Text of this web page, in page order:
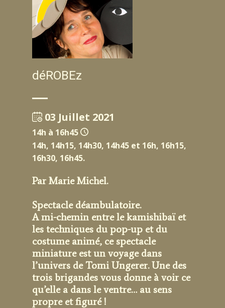
déROBEz
03 Juillet 2021
14h à 16h45
14h, 14h15, 14h30, 14h45 et 16h, 16h15,
16h30, 16h45.
Par Marie Michel.
Spectacle déambulatoire.
A mi-chemin entre le kamishibaï et
les techniques du pop-up et du
costume animé, ce spectacle
miniature est un voyage dans
l’univers de Tomi Ungerer. Une des
trois brigandes vous donne à voir ce
qu’elle a dans le ventre… au sens
propre et figuré !